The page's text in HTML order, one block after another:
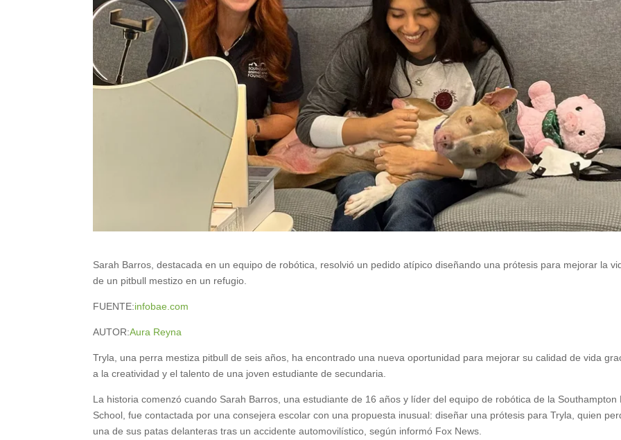
Sarah Barros, destacada en un equipo de robótica, resolvió un pedido atípico diseñando una prótesis para mejorar la
de un pitbull mestizo en un refugio.
FUENTE:infobae.com
AUTOR:Aura Reyna
Tryla, una perra mestiza pitbull de seis años, ha encontrado una nueva oportunidad para mejorar su calidad de vida
a la creatividad y el talento de una joven estudiante de secundaria.
La historia comenzó cuando Sarah Barros, una estudiante de 16 años y líder del equipo de robótica de la Southampton
School, fue contactada por una consejera escolar con una propuesta inusual: diseñar una prótesis para Tryla, quien
una de sus patas delanteras tras un accidente automovilístico, según informó Fox News.